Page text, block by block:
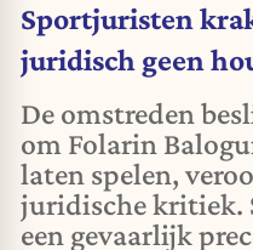
Sportjuristen
juridisch geen
De omstreden
om Folarin
laten spelen,
juridische kritiek.
een gevaarlijk